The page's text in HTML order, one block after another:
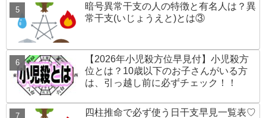
暗号異常干支の人の特徴と有名人は？異
常干支(いじょうえと)とは③
【2026年小児殺方位早見付】小児殺方
位とは？10歳以下のお子さんがいる方
は、引っ越し前に必ずチェック！！
四柱推命で必ず使う日干支早見一覧表♡